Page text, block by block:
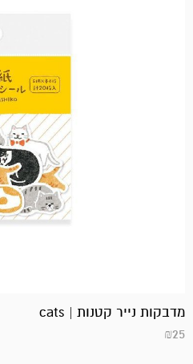
מדבקות נייר קטנות | cats
₪25